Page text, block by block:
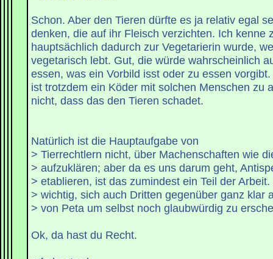
Schon. Aber den Tieren dürfte es ja relativ egal
denken, die auf ihr Fleisch verzichten. Ich kenne
hauptsächlich dadurch zur Vegetarierin wurde,
vegetarisch lebt. Gut, die würde wahrscheinlich
essen, was ein Vorbild isst oder zu essen
ist trotzdem ein Köder mit solchen Menschen zu
nicht, dass das den Tieren schadet.
Natürlich ist die Hauptaufgabe von
> Tierrechtlern nicht, über Machenschaften wie
> aufzuklären; aber da es uns darum geht,
> etablieren, ist das zumindest ein Teil der
> wichtig, sich auch Dritten gegenüber ganz klar
> von Peta um selbst noch glaubwürdig zu
Ok, da hast du Recht.